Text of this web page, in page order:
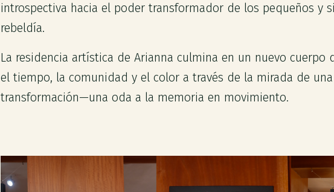
introspectiva hacia el poder transformador de los pequeños y
rebeldía.
La residencia artística de Arianna culmina en un nuevo cuerpo
el tiempo, la comunidad y el color a través de la mirada de
transformación—una oda a la memoria en movimiento.